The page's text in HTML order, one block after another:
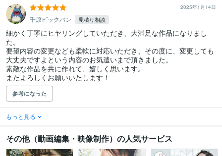
2025年1月14日
千原ビックバン 見積り相談
細かく丁寧にヒヤリングしていただき、大満足な作品になりまし
た。
要望内容の変更なども柔軟に対応いただき、その度に、変更しても
大丈夫ですよという内容のお気遣いまで頂きました。
素敵な作品を共に作れて、嬉しく思います。
参考になった
もっと見る
その他（動画編集・映像制作）の人気サービス